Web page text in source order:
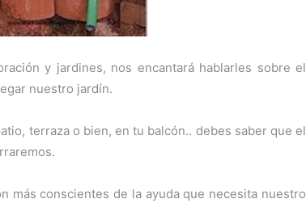
y jardines, nos encantará hablarles sobre el
nuestro jardín.
terraza o bien, en tu balcón.. debes saber que el
más conscientes de la ayuda que necesita nuestro